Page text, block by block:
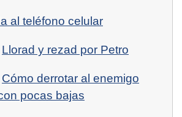
al teléfono celular
Llorad y rezad por Petro
Cómo derrotar al enemigo
pocas bajas